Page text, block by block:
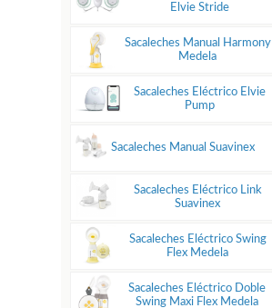
Elvie Stride
Sacaleches Manual Harmony
Medela
Sacaleches Eléctrico Elvie
Pump
Sacaleches Manual Suavinex
Sacaleches Eléctrico Link
Suavinex
Sacaleches Eléctrico Swing
Flex Medela
Sacaleches Eléctrico Doble
Swing Maxi Flex Medela